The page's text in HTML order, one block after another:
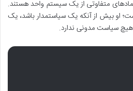
متفاوتی از یک سیستم واحد هستند.
او بیش از آنکه یک سیاستمدار باشد، یک
سیاست مدونی ندارد.